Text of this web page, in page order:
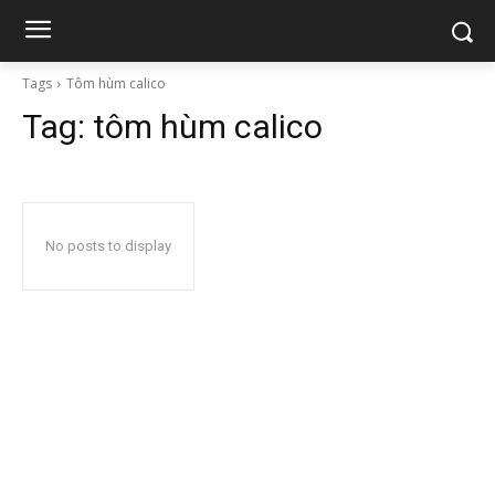
Tags Tôm hùm calico
Tag: tôm hùm calico
No posts to display